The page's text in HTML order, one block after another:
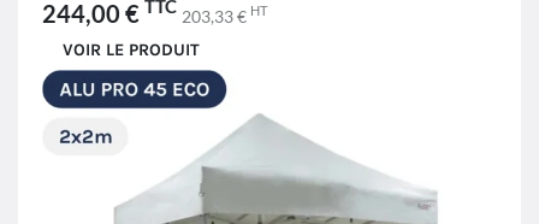
244,00 € TTC 203,33 € HT
VOIR LE PRODUIT